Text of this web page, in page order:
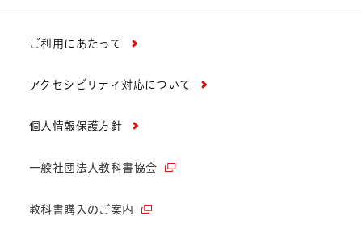
ご利用にあたって
アクセシビリティ対応について
個人情報保護方針
一般社団法人教科書協会
教科書購入のご案内